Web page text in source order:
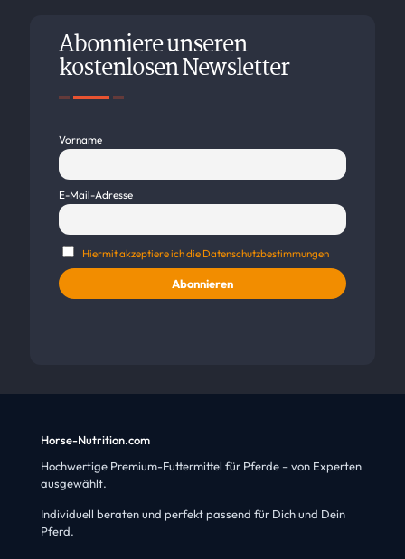
Abonniere unseren
kostenlosen Newsletter
Vorname
E-Mail-Adresse
Hiermit akzeptiere ich die Datenschutzbestimmungen
Horse-Nutrition.com
Hochwertige Premium-Futtermittel für Pferde – von Experten
ausgewählt.
Individuell beraten und perfekt passend für Dich und Dein
Pferd.